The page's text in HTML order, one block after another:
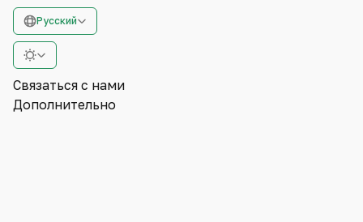
Русский
Связаться с нами
Дополнительно